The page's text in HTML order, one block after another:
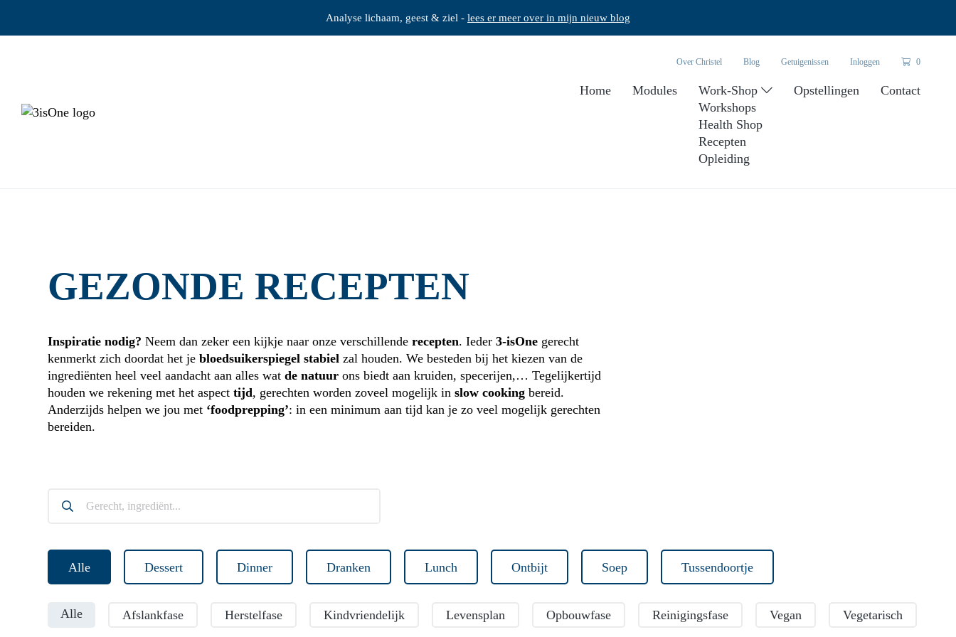
Analyse lichaam, geest & ziel - lees er meer over in mijn nieuw blog
Over Christel Blog Getuigenissen Inloggen 0
Home Modules
Work-Shop
Workshops
Health Shop
Recepten
Opleiding
Opstellingen Contact
GEZONDE RECEPTEN
Inspiratie nodig? Neem dan zeker een kijkje naar onze verschillenderecepten. Ieder3-isOne gerecht
kenmerkt zich doordat het jebloedsuikerspiegel stabiel zal houden. We besteden bij het kiezen van de
ingrediënten heel veel aandacht aan alles watde natuur ons biedt aan kruiden, specerijen,… Tegelijkertijd
houden we rekening met het aspecttijd, gerechten worden zoveel mogelijk inslow cooking bereid.
Anderzijds helpen we jou met ‘foodprepping’: in een minimum aan tijd kan je zo veel mogelijk gerechten
bereiden.
Alle Dessert Dinner Dranken Lunch Ontbijt Soep Tussendoortje
Alle Afslankfase Herstelfase Kindvriendelijk Levensplan Opbouwfase Reinigingsfase Vegan Vegetarisch